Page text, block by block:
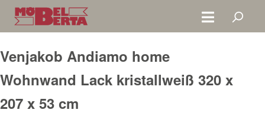
Zum Hauptinhalt springen
Venjakob Andiamo home
Wohnwand Lack kristallweiß 320 x
207 x 53 cm